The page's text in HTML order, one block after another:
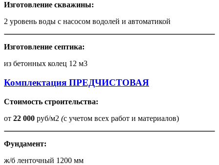
Изготовление скважины:
2 уровень воды с насосом водолей и автоматикой
Изготовление септика:
из бетонных колец 12 м3
Комплектация ПРЕДЧИСТОВАЯ
Стоимость строительства:
от 22 000 руб/м2 (с учетом всех работ и материалов)
Фундамент:
ж/б ленточный 1200 мм